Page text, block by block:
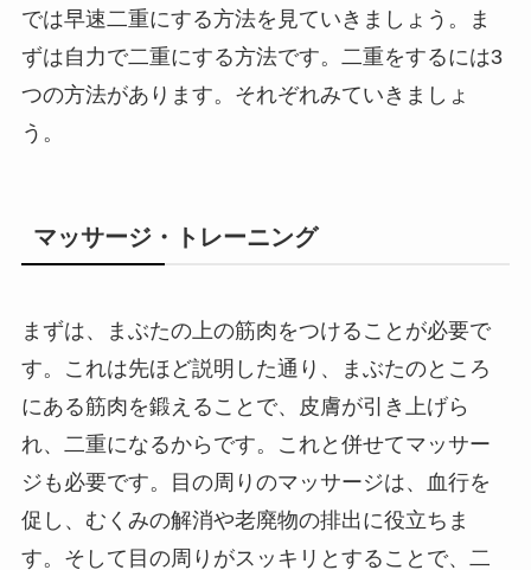
では早速二重にする方法を見ていきましょう。ま
ずは自力で二重にする方法です。二重をするには3
つの方法があります。それぞれみていきましょ
う。
マッサージ・トレーニング
まずは、まぶたの上の筋肉をつけることが必要で
す。これは先ほど説明した通り、まぶたのところ
にある筋肉を鍛えることで、皮膚が引き上げら
れ、二重になるからです。これと併せてマッサー
ジも必要です。目の周りのマッサージは、血行を
促し、むくみの解消や老廃物の排出に役立ちま
す。そして目の周りがスッキリとすることで、二